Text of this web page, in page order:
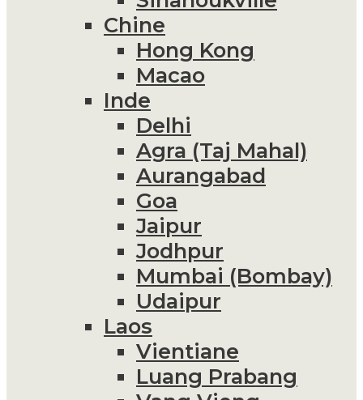
Chine
Hong Kong
Macao
Inde
Delhi
Agra (Taj Mahal)
Aurangabad
Goa
Jaipur
Jodhpur
Mumbai (Bombay)
Udaipur
Laos
Vientiane
Luang Prabang